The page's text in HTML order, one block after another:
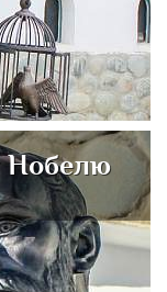
Нобелю